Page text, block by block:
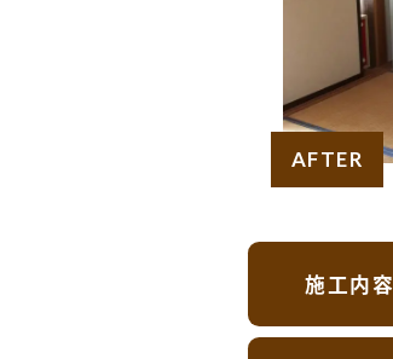
AFTER
施工内容